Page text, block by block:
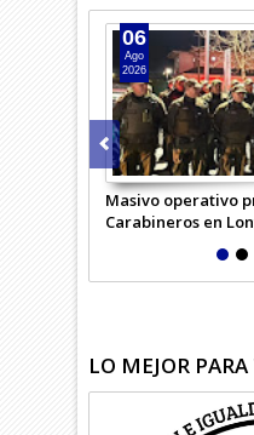
Masivo operativo
Carabineros en
06
Ago
2026
LO MEJOR